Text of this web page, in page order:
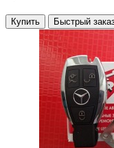
Купить